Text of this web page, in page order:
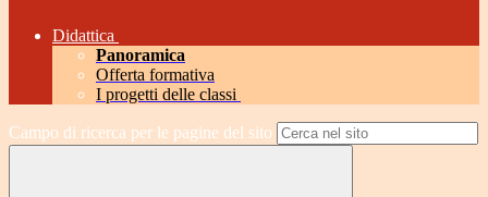
Didattica
Panoramica
Offerta formativa
I progetti delle classi
Campo di ricerca per le pagine del sito